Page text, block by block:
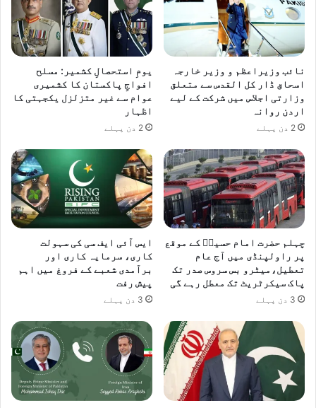
نائب وزیراعظم و وزیر خارجہ
اسحاق ڈار کل القدس سے متعلق
وزارتی اجلاس میں شرکت کے لیے
اردن روانہ
2 دن پہلے
یومِ استحصالِ کشمیر: مسلح
افواجِ پاکستان کا کشمیری
عوام سے غیر متزلزل یکجہتی کا
اظہار
2 دن پہلے
چہلم حضرت امام حسینؓ کے موقع
پر راولپنڈی میں آج عام
تعطیل،میٹرو بس سروس صدر تک
پاک سیکرٹریٹ تک معطل رہے گی
3 دن پہلے
ایس آئی ایف سی کی سہولت
کاری، سرمایہ کاری اور
برآمدی شعبے کے فروغ میں اہم
پیش رفت
3 دن پہلے